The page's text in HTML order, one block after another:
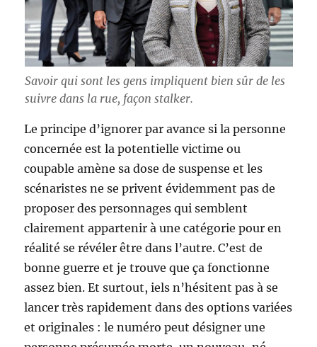
Savoir qui sont les gens impliquent bien sûr de les
suivre dans la rue, façon stalker.
Le principe d’ignorer par avance si la personne
concernée est la potentielle victime ou
coupable amène sa dose de suspense et les
scénaristes ne se privent évidemment pas de
proposer des personnages qui semblent
clairement appartenir à une catégorie pour en
réalité se révéler être dans l’autre. C’est de
bonne guerre et je trouve que ça fonctionne
assez bien. Et surtout, iels n’hésitent pas à se
lancer très rapidement dans des options variées
et originales : le numéro peut désigner une